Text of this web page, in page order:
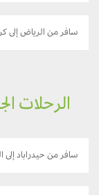
سافر من الرياض إلى
الرحلات
سافر من حيدراباد إلى